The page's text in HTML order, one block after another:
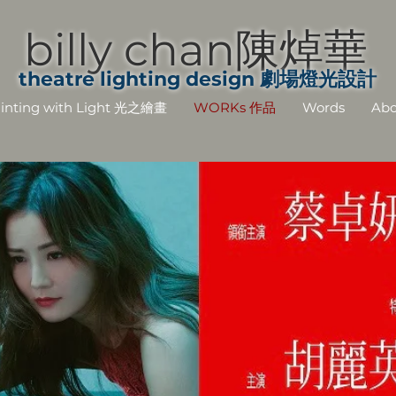
billy chan陳焯華
theatre lighting design 劇場燈光設計
with Light 光之繪畫 WORKs 作品 Words